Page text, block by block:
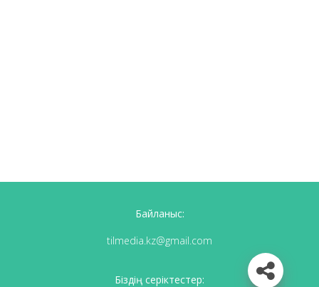
Байланыс:
tilmedia.kz@gmail.com
Біздің серіктестер: